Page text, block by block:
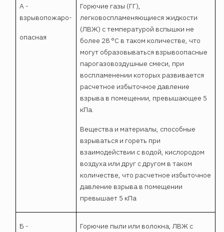
А -
взрывопожаро-
опасная
Горючие газы (ГГ),
легковоспламеняющиеся жидкости
(ЛВЖ) с температурой вспышки не
более 28 °С в таком количестве, что
могут образовываться взрывоопасные
парогазовоздушные смеси, при
воспламенении которых развивается
расчетное избыточное давление
взрыва в помещении, превышающее 5
кПа.
Вещества и материалы, способные
взрываться и гореть при
взаимодействии с водой, кислородом
воздуха или друг с другом в таком
количестве, что расчетное избыточное
давление взрыва в помещении
превышает 5 кПа
Б -
Горючие пыли или волокна, ЛВЖ с